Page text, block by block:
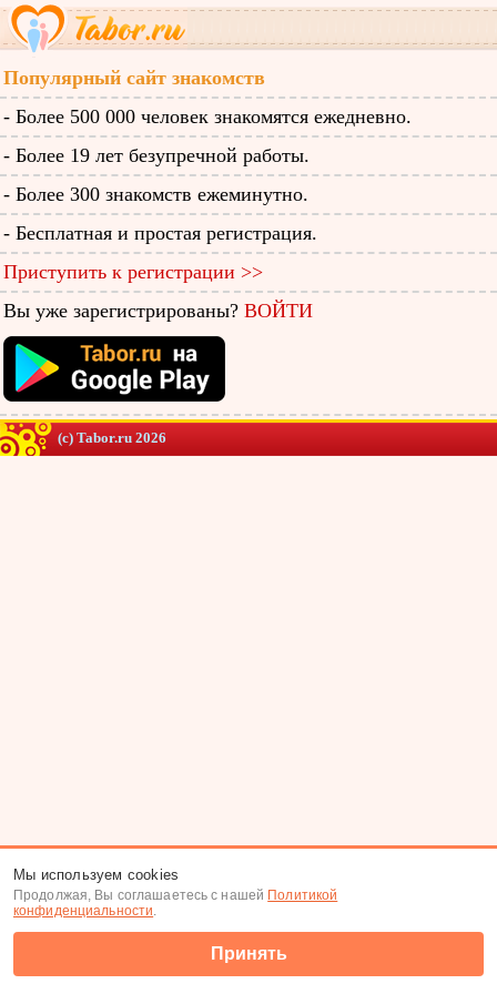
Популярный сайт знакомств
- Более 500 000 человек знакомятся ежедневно.
- Более 19 лет безупречной работы.
- Более 300 знакомств ежеминутно.
- Бесплатная и простая регистрация.
Приступить к регистрации >>
Вы уже зарегистрированы? ВОЙТИ
(c) Tabor.ru 2026
Мы используем cookies
Продолжая, Вы соглашаетесь с нашей Политикой
конфиденциальности.
Принять